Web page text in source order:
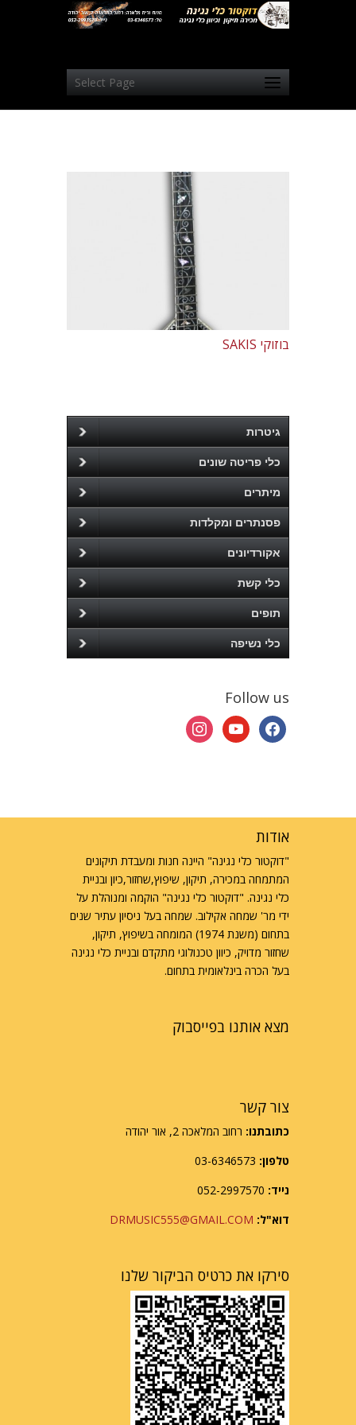
Select Page
בוזוקי SAKIS
גיטרות
כלי פריטה שונים
מיתרים
פסנתרים ומקלדות
אקורדיונים
כלי קשת
תופים
כלי נשיפה
Follow us
facebook
youtube
instagram
אודות
"דוקטור כלי נגינה" היינה חנות ומעבדת תיקונים
המתמחה במכירה, תיקון, שיפוץ,שחזור,כיון ובניית
כלי נגינה. "דוקטור כלי נגינה" הוקמה ומנוהלת על
ידי מר' שמחה אקילוב. שמחה בעל ניסיון עתיר שנים
בתחום (משנת 1974) המומחה בשיפוץ, תיקון,
שחזור מדויק, כיוון טכנולוגי מתקדם ובניית כלי נגינה
בעל הכרה בינלאומית בתחום.
מצא אותנו בפייסבוק
צור קשר
כתובתנו: רחוב המלאכה 2, אור יהודה
טלפון:
נייד:
דוא"ל: DRMUSIC555@GMAIL.COM
סירקו את כרטיס הביקור שלנו